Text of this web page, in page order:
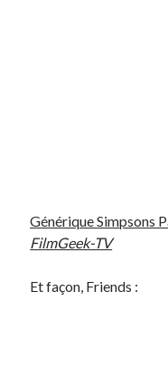
Générique Simpsons
FilmGeek-TV
Et façon, Friends :